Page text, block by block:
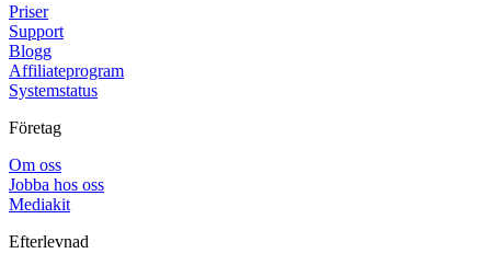
Priser
Support
Blogg
Affiliateprogram
Systemstatus
Företag
Om oss
Jobba hos oss
Mediakit
Efterlevnad